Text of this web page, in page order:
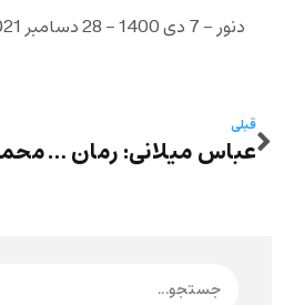
دنور – 7 دی 1400 – 28 دسامبر 2021
قبلی
عباس میلانی: رمان «عیار» زکریا هاشمی یک اثر چند زبانی است برآمده از درهم‌تنیدگی قصه با تاریخ